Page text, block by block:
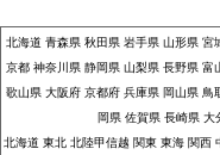
北海道 青森県 秋田県 岩手県 山形県 宮
京都 神奈川県 静岡県 山梨県 長野県 富
歌山県 大阪府 京都府 兵庫県 岡山県 鳥
岡県 佐賀県 長崎県 大
北海道 東北 北陸甲信越 関東 東海 関西